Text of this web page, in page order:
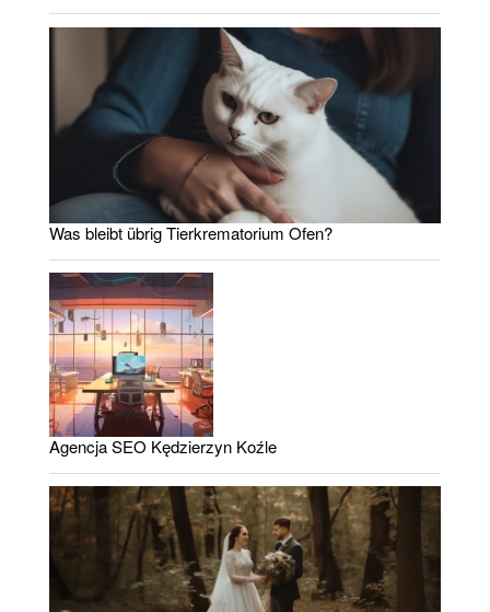
Was bleibt übrig Tierkrematorium Ofen?
Agencja SEO Kędzierzyn Koźle